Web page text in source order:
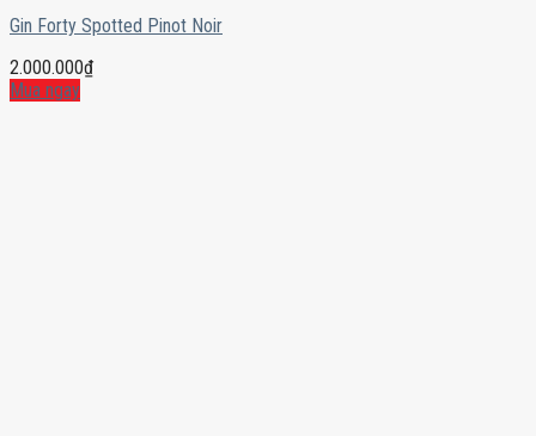
Gin Forty Spotted Pinot Noir
2.000.000₫
Mua ngay